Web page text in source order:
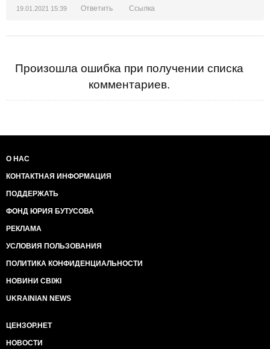
19.01.2021 15:39 Ответить Ссылка
Произошла ошибка при получении списка
комментариев.
О НАС
КОНТАКТНАЯ ИНФОРМАЦИЯ
ПОДДЕРЖАТЬ
ФОНД ЮРИЯ БУТУСОВА
РЕКЛАМА
УСЛОВИЯ ПОЛЬЗОВАНИЯ
ПОЛИТИКА КОНФИДЕНЦИАЛЬНОСТИ
НОВИНИ СВІЖІ
UKRAINIAN NEWS
ЦЕНЗОР.НЕТ
НОВОСТИ